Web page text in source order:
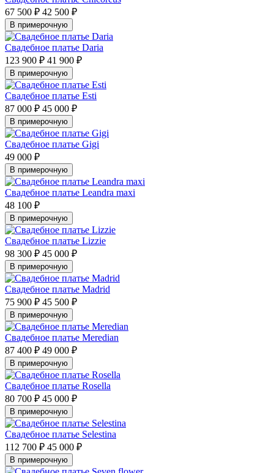
67 500 ₽ 42 500 ₽
В примерочную
Свадебное платье Daria
123 900 ₽ 41 900 ₽
В примерочную
Свадебное платье Esti
87 000 ₽ 45 000 ₽
В примерочную
Свадебное платье Gigi
49 000 ₽
В примерочную
Свадебное платье Leandra maxi
48 100 ₽
В примерочную
Свадебное платье Lizzie
98 300 ₽ 45 000 ₽
В примерочную
Свадебное платье Madrid
75 900 ₽ 45 500 ₽
В примерочную
Свадебное платье Meredian
87 400 ₽ 49 000 ₽
В примерочную
Свадебное платье Rosella
80 700 ₽ 45 000 ₽
В примерочную
Свадебное платье Selestina
112 700 ₽ 45 000 ₽
В примерочную